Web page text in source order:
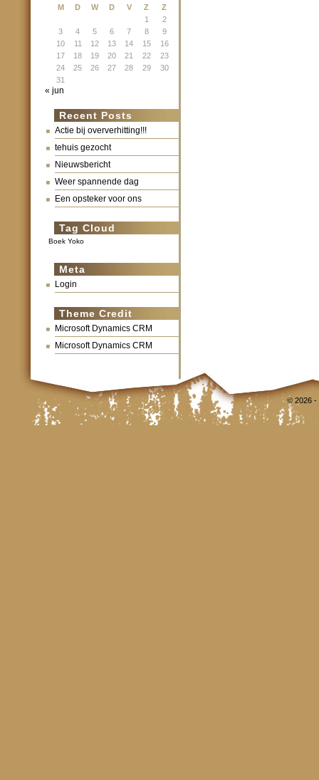
M D W D V Z
Z
1
2
3
4 5 6 7 8
9
10
11 12 13 14 15
16
17
18 19 20 21 22
23
24
25 26 27 28 29
30
31
« jun
Recent Posts
Actie bij oververhitting!!!
tehuis gezocht
Nieuwsbericht
Weer spannende dag
Een opsteker voor ons
Tag Cloud
Boek Yoko
Meta
Login
Theme Credit
Microsoft Dynamics CRM
Microsoft Dynamics CRM
© 2026 -